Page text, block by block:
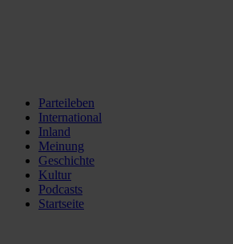
Parteileben
International
Inland
Meinung
Geschichte
Kultur
Podcasts
Startseite